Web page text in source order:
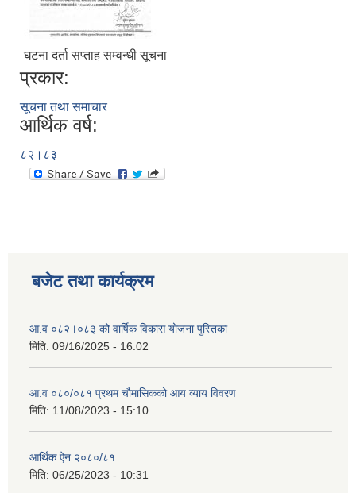
घटना दर्ता सप्ताह सम्वन्धी सूचना
प्रकार:
सूचना तथा समाचार
आर्थिक वर्ष:
८२।८३
बजेट तथा कार्यक्रम
आ.व ०८२।०८३ को वार्षिक विकास योजना पुस्तिका
मिति: 09/16/2025 - 16:02
आ.व ०८०/०८१ प्रथम चौमासिकको आय व्याय विवरण
मिति: 11/08/2023 - 15:10
आर्थिक ऐन २०८०/८१
मिति: 06/25/2023 - 10:31